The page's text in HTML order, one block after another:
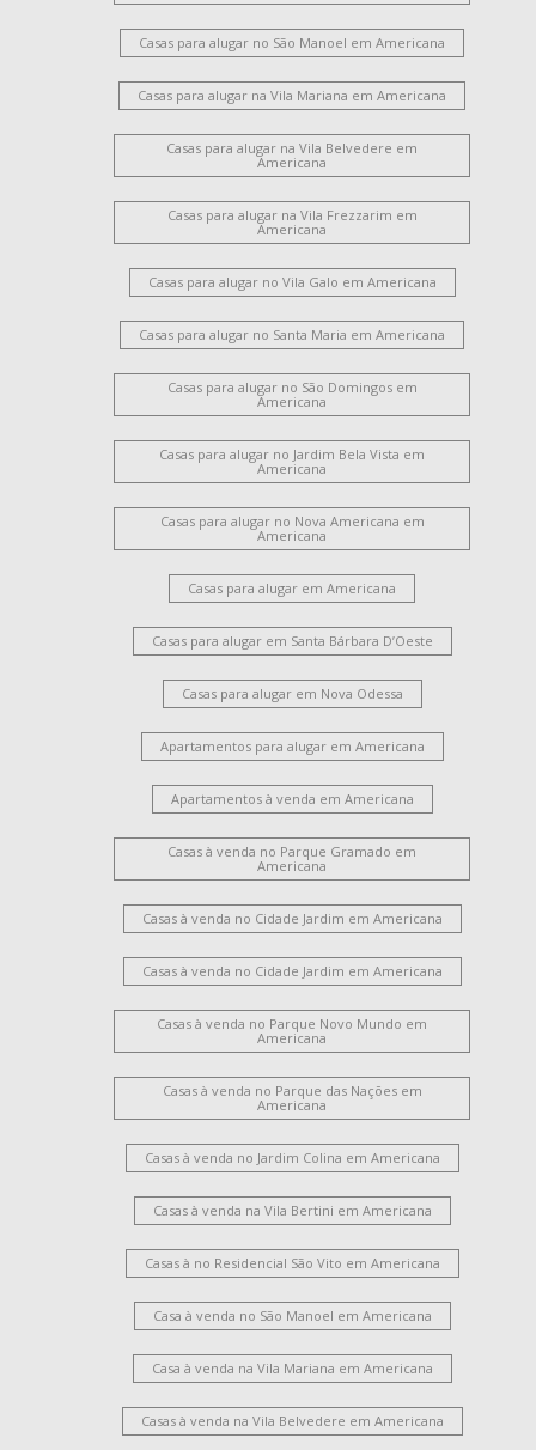
Casas para alugar no São Manoel em Americana
Casas para alugar na Vila Mariana em Americana
Casas para alugar na Vila Belvedere em
Americana
Casas para alugar na Vila Frezzarim em
Americana
Casas para alugar no Vila Galo em Americana
Casas para alugar no Santa Maria em Americana
Casas para alugar no São Domingos em
Americana
Casas para alugar no Jardim Bela Vista em
Americana
Casas para alugar no Nova Americana em
Americana
Casas para alugar em Americana
Casas para alugar em Santa Bárbara D’Oeste
Casas para alugar em Nova Odessa
Apartamentos para alugar em Americana
Apartamentos à venda em Americana
Casas à venda no Parque Gramado em
Americana
Casas à venda no Cidade Jardim em Americana
Casas à venda no Cidade Jardim em Americana
Casas à venda no Parque Novo Mundo em
Americana
Casas à venda no Parque das Nações em
Americana
Casas à venda no Jardim Colina em Americana
Casas à venda na Vila Bertini em Americana
Casas à no Residencial São Vito em Americana
Casa à venda no São Manoel em Americana
Casa à venda na Vila Mariana em Americana
Casas à venda na Vila Belvedere em Americana